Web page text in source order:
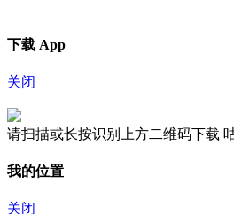
下载 App
关闭
请扫描或长按识别上方二维码下载
我的位置
关闭